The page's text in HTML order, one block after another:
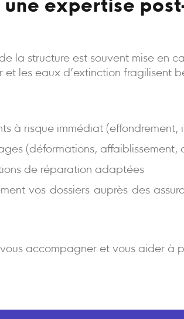
une expertise
la structure est souvent mise en
et les eaux d’extinction fragilisent
à risque immédiat (effondrement,
(déformations, affaiblissement,
de réparation adaptées
vos dossiers auprès des
accompagner et vous aider à